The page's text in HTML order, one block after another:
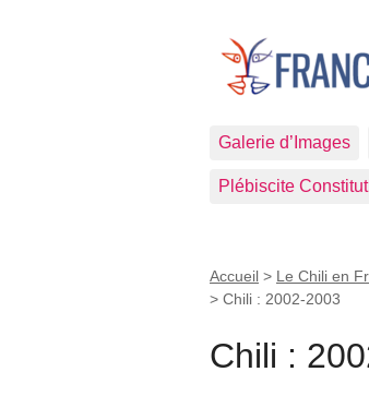
Galerie d’Images
Plébiscite
Accueil > Le Chili en
> Chili : 2002-2003
Chili :